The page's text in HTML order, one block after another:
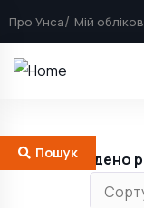
Про Унса Мій
Пошук
228Знайдено